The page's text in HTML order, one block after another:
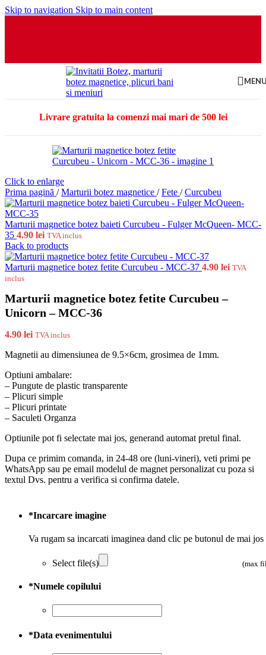
Skip to navigation Skip to main content
Livrare gratuita la comenzi mai mari de 500 lei
Click to enlarge
Prima pagină / Marturii botez magnetice / Fete / Curcubeu
Marturii magnetice botez baieti Curcubeu - Fulger McQueen- MCC-
35 4.90 lei TVA inclus
Back to products
Marturii magnetice botez fetite Curcubeu - MCC-37 4.90 lei TVA
inclus
Marturii magnetice botez fetite Curcubeu –
Unicorn – MCC-36
4.90 lei TVA inclus
Magnetii au dimensiunea de 9.5×6cm, grosimea de 1mm.
Optiuni ambalare:
– Pungute de plastic transparente
– Plicuri simple
– Plicuri printate
– Saculeti Organza
Optiunile pot fi selectate mai jos, generand automat pretul final.
Dupa ce primim comanda, in 24-48 ore (luni-vineri), veti primi pe
WhatsApp sau pe email modelul de magnet personalizat cu poza si
textul Dvs. pentru a verifica si confirma datele.
*Incarcare imagine
Va rugam sa incarcati imaginea dand clic pe butonul de mai jos
Select file(s) (max
*Numele copilului
*Data evenimentului